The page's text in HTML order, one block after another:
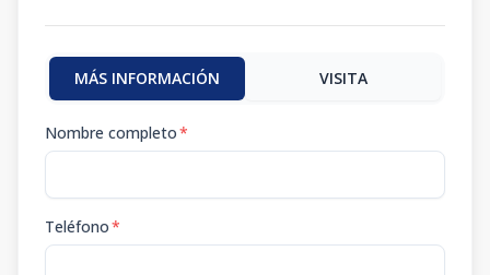
MÁS INFORMACIÓN VISITA
Nombre completo*
Teléfono*